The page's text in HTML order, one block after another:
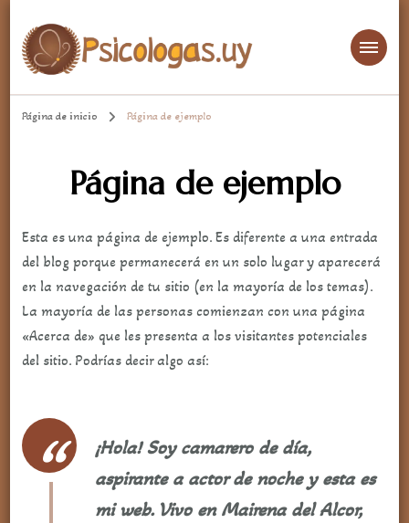
Psicologa.uy
de la diaria
Página de inicio Página de ejemplo
Página de ejemplo
Esta es una página de ejemplo. Es diferente a una entrada
del blog porque permanecerá en un solo lugar y aparecerá
en la navegación de tu sitio (en la mayoría de los temas).
La mayoría de las personas comienzan con una página
«Acerca de» que les presenta a los visitantes potenciales
del sitio. Podrías decir algo así:
¡Hola! Soy camarero de día,
aspirante a actor de noche y esta es
mi web. Vivo en Mairena del Alcor,